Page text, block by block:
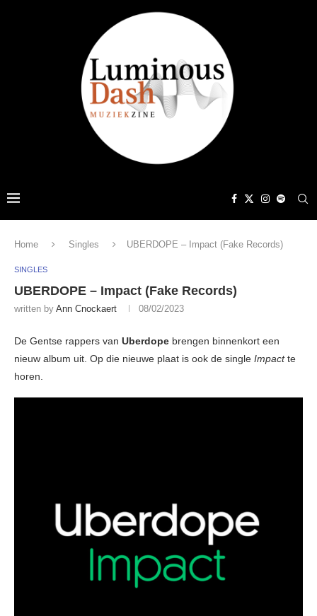
Home Singles UBERDOPE – Impact (Fake Records)
SINGLES
UBERDOPE – Impact (Fake Records)
written by Ann Cnockaert 08/02/2023
De Gentse rappers van Uberdope brengen binnenkort een
nieuw album uit. Op die nieuwe plaat is ook de single Impactte
horen.